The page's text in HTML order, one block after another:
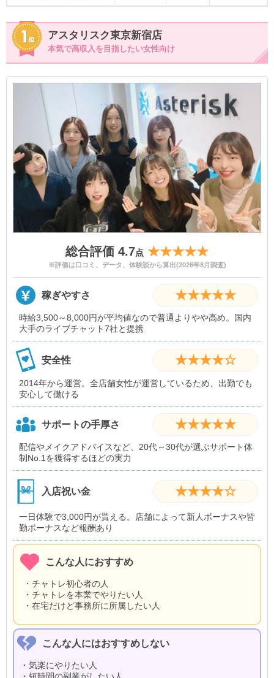
アスタリスク東京新宿店
本気で高収入を目指したい女性向け
総合評価 4.7点 ★★★★★
※評価は口コミ、データ、体験談から算出(2026年8月調査)
稼ぎやすさ ★★★★★
時給3,500～8,000円が平均値なので普通よりやや高め。国内
大手のライブチャット7社と提携
安全性 ★★★★☆
2014年から運営。全店舗女性が運営しているため、出勤でも
安心して働ける
サポートの手厚さ ★★★★★
配信やメイクアドバイスなど、20代～30代が選ぶサポート体
制No.1を獲得するほどの実力
入店祝い金 ★★★★☆
一日体験で3,000円が貰える。店舗によって新人ボーナスや皆
勤ボーナスなど報酬あり
こんな人におすすめ
・チャトレ初心者の人
・チャトレを本業でやりたい人
・在宅だけど事務所に所属したい人
こんな人にはおすすめしない
・気楽にやりたい人